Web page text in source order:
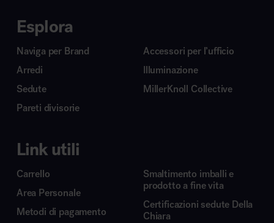
Esplora
Naviga per Brand
Arredi
Sedute
Pareti divisorie
Accessori per l’ufficio
Illuminazione
MillerKnoll Collective
Link utili
Carrello
Area Personale
Metodi di pagamento
Smaltimento imballi e
prodotto a fine vita
Certificazioni sedute Della
Chiara